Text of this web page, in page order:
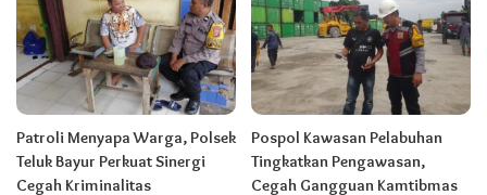
Patroli Menyapa Warga, Polsek
Teluk Bayur Perkuat Sinergi
Cegah Kriminalitas
Pospol Kawasan Pelabuhan
Tingkatkan Pengawasan,
Cegah Gangguan Kamtibmas